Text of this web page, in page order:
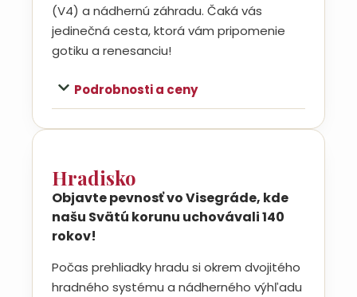
(V4) a nádhernú záhradu. Čaká vás
jedinečná cesta, ktorá vám pripomenie
gotiku a renesanciu!
Podrobnosti a ceny
Hradisko
Objavte pevnosť vo Visegráde, kde
našu Svätú korunu uchovávali 140
rokov!
Počas prehliadky hradu si okrem dvojitého
hradného systému a nádherného výhľadu